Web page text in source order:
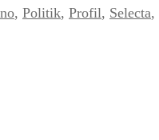
, Politik, Profil, Selecta,